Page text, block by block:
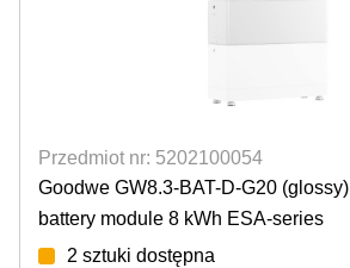
Przedmiot nr: 5202100054
Goodwe GW8.3-BAT-D-G20 (glossy)
battery module 8 kWh ESA-series
2 sztuki dostępna